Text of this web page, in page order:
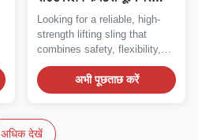
टिकाऊ लिफ्टिंग समाधान
Looking for a reliable, high-
strength lifting sling that
combines safety, flexibility,
and...
अभी पूछताछ करें
अधिक देखें